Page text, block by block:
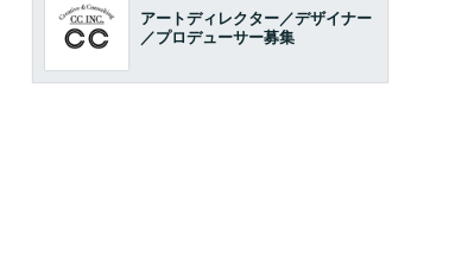
アートディレクター／デザイナー
／プロデューサー募集